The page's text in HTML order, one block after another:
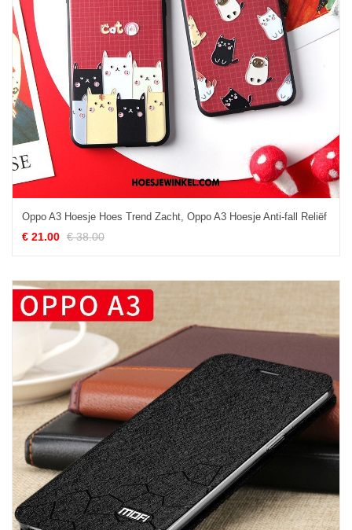
Oppo A3 Hoesje Hoes Trend Zacht, Oppo A3 Hoesje Anti-fall Reliëf
€ 21.00 € 38.00